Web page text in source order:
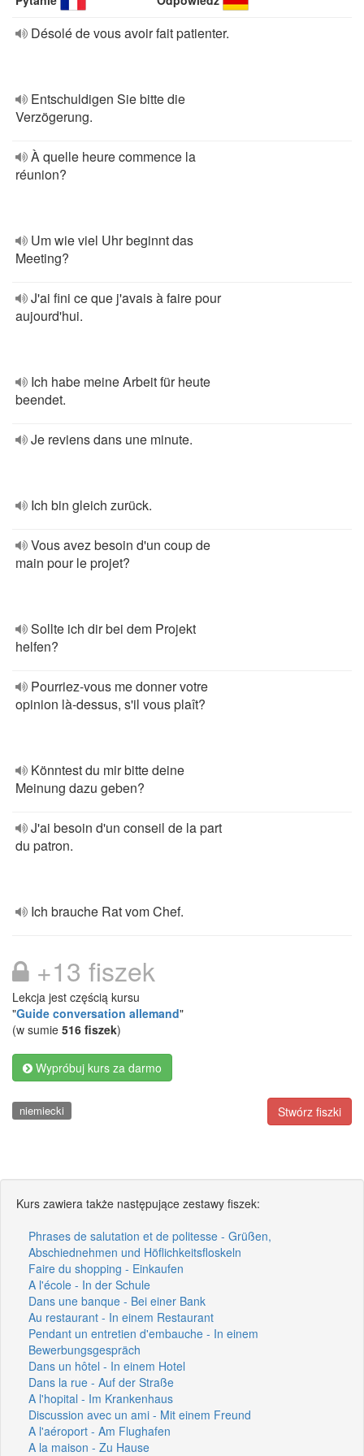
Désolé de vous avoir fait patienter.
Entschuldigen Sie bitte die
Verzögerung.
À quelle heure commence la
réunion?
Um wie viel Uhr beginnt das
Meeting?
J'ai fini ce que j'avais à faire pour
aujourd'hui.
Ich habe meine Arbeit für heute
beendet.
Je reviens dans une minute.
Ich bin gleich zurück.
Vous avez besoin d'un coup de
main pour le projet?
Sollte ich dir bei dem Projekt
helfen?
Pourriez-vous me donner votre
opinion là-dessus, s'il vous plaît?
Könntest du mir bitte deine
Meinung dazu geben?
J'ai besoin d'un conseil de la part
du patron.
Ich brauche Rat vom Chef.
+13 fiszek
Lekcja jest częścią kursu
"Guide conversation allemand"
(w sumie 516 fiszek)
Wypróbuj kurs za darmo
Stwórz fiszki
niemiecki
Kurs zawiera także następujące zestawy fiszek:
Phrases de salutation et de politesse - Grüßen,
Abschiednehmen und Höflichkeitsfloskeln
Faire du shopping - Einkaufen
A l'école - In der Schule
Dans une banque - Bei einer Bank
Au restaurant - In einem Restaurant
Pendant un entretien d'embauche - In einem
Bewerbungsgespräch
Dans un hôtel - In einem Hotel
Dans la rue - Auf der Straße
A l'hopital - Im Krankenhaus
Discussion avec un ami - Mit einem Freund
A l'aéroport - Am Flughafen
A la maison - Zu Hause